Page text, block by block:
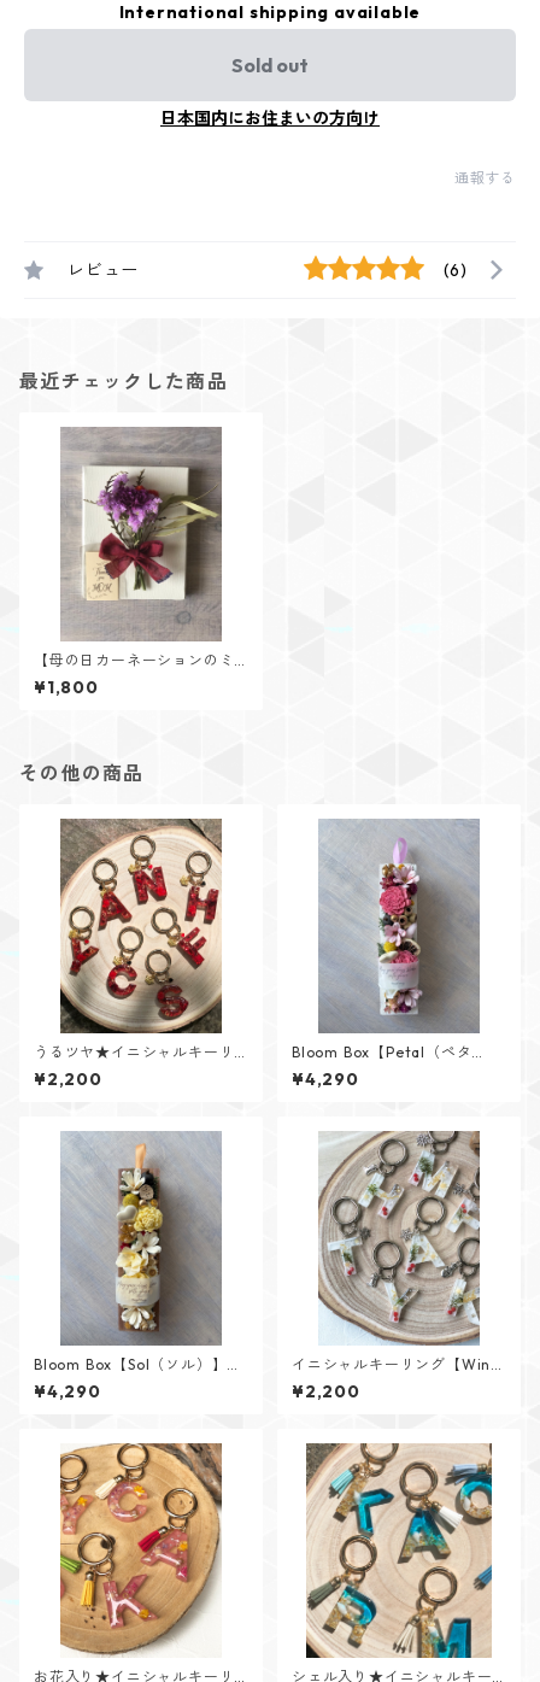
International shipping available
Sold out
日本国内にお住まいの方向け
通報する
レビュー (6)
最近チェックした商品
【母の日カーネーションのミ
ニスワッグボード】I
¥1,800
その他の商品
うるツヤ★イニシャルキーリ
ング【Glitter Heartシリー
ズ】
¥2,200
Bloom Box【Petal（ペタ
ル）】メッセージカード付け
られます✨
¥4,290
Bloom Box【Sol（ソル）】メ
ッセージカード付けられます✨
¥4,290
イニシャルキーリング【Wint
er Memoryシリーズ】
¥2,200
お花入り★イニシャルキーリ シェル入り★イニシャルキー